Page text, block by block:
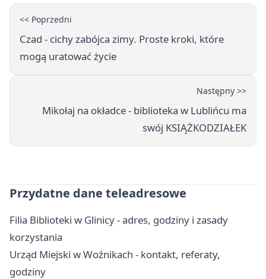
<< Poprzedni
Czad - cichy zabójca zimy. Proste kroki, które
mogą uratować życie
Następny >>
Mikołaj na okładce - biblioteka w Lublińcu ma
swój KSIĄŻKODZIAŁEK
Przydatne dane teleadresowe
Filia Biblioteki w Glinicy - adres, godziny i zasady
korzystania
Urząd Miejski w Woźnikach - kontakt, referaty,
godziny